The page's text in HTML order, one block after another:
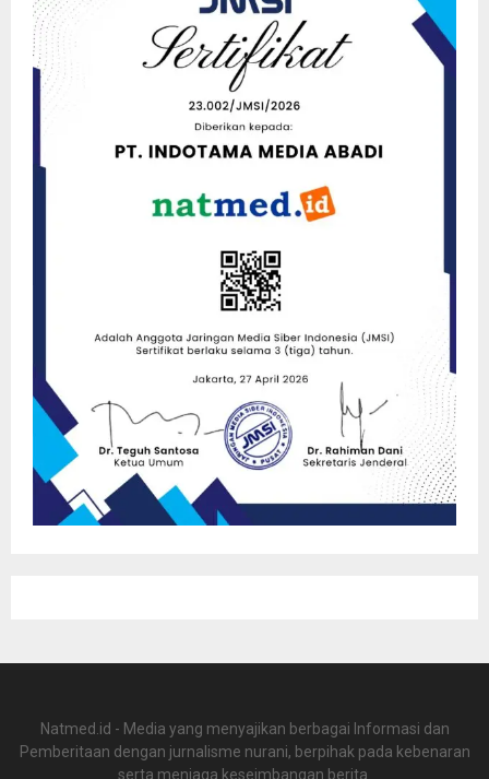
Natmed.id - Media yang menyajikan berbagai Informasi dan
Pemberitaan dengan jurnalisme nurani, berpihak pada kebenaran
serta menjaga keseimbangan berita.